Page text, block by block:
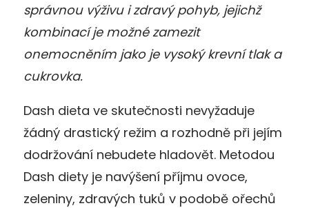
správnou výživu i zdravý pohyb, jejichž
kombinací je možné zamezit
onemocněním jako je vysoký krevní tlak a
cukrovka.
Dash dieta ve skutečnosti nevyžaduje
žádný drastický režim a rozhodně při jejím
dodržování nebudete hladovět. Metodou
Dash diety je navýšení příjmu ovoce,
zeleniny, zdravých tuků v podobě ořechů